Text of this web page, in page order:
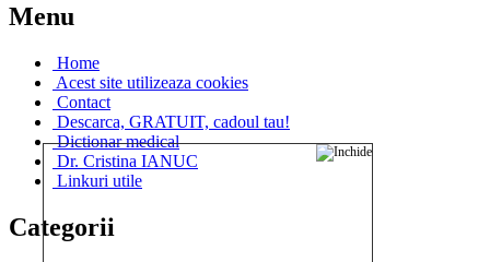
Menu
Home
Acest site utilizeaza cookies
Contact
Descarca, GRATUIT, cadoul tau!
Dictionar medical
Dr. Cristina IANUC
Linkuri utile
Categorii